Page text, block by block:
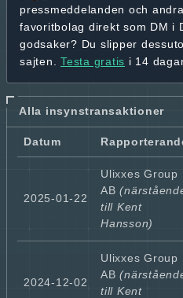
pressmeddelanden och andra
favoritbolag direkt som DM i
godsaker? Du slipper
sajten. Testa gratis i 14
Alla insynstransaktioner
Datum
2025-01-22
Ulixxes Group
AB
till Kent
Hansson)
2024-12-02
Ulixxes Group
AB
till Kent